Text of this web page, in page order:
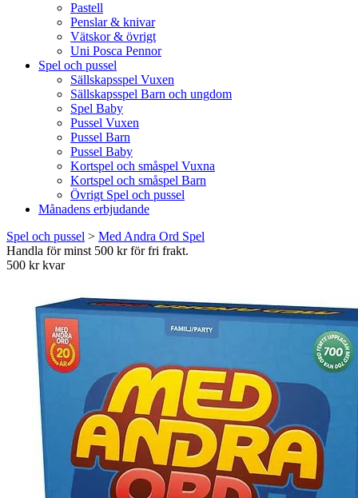
Pastell
Penslar & knivar
Vätskor & övrigt
Uni Posca Pennor
Spel och pussel
Sällskapsspel Vuxen
Sällskapsspel Barn och ungdom
Spel Baby
Pussel Vuxen
Pussel Barn
Pussel Baby
Kortspel och småspel Vuxna
Kortspel och småspel Barn
Övrigt Spel och pussel
Månadens erbjudande
Spel och pussel > Med Andra Ord Spel
Handla för minst 500 kr för fri frakt.
500 kr kvar